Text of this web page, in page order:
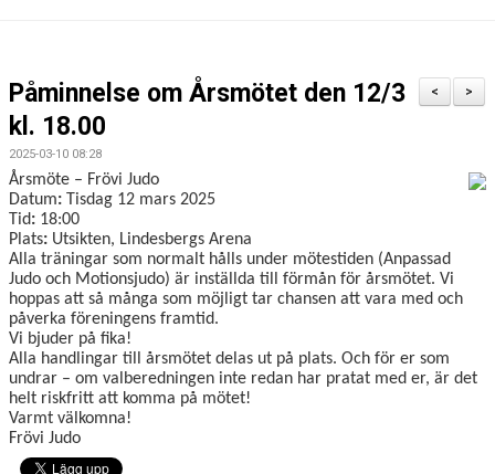
DOKUMENTBANK
KONTAKTA OSS
WALL OF FAME
>
<
Påminnelse om Årsmötet den 12/3
kl. 18.00
2025-03-10 08:28
Årsmöte – Frövi Judo
Datum: Tisdag 12 mars 2025
Tid: 18:00
Plats: Utsikten, Lindesbergs Arena
Alla träningar som normalt hålls under mötestiden (Anpassad
Judo och Motionsjudo) är inställda till förmån för årsmötet. Vi
hoppas att så många som möjligt tar chansen att vara med och
påverka föreningens framtid.
Vi bjuder på fika!
Alla handlingar till årsmötet delas ut på plats. Och för er som
undrar – om valberedningen inte redan har pratat med er, är det
helt riskfritt att komma på mötet!
Varmt välkomna!
Frövi Judo